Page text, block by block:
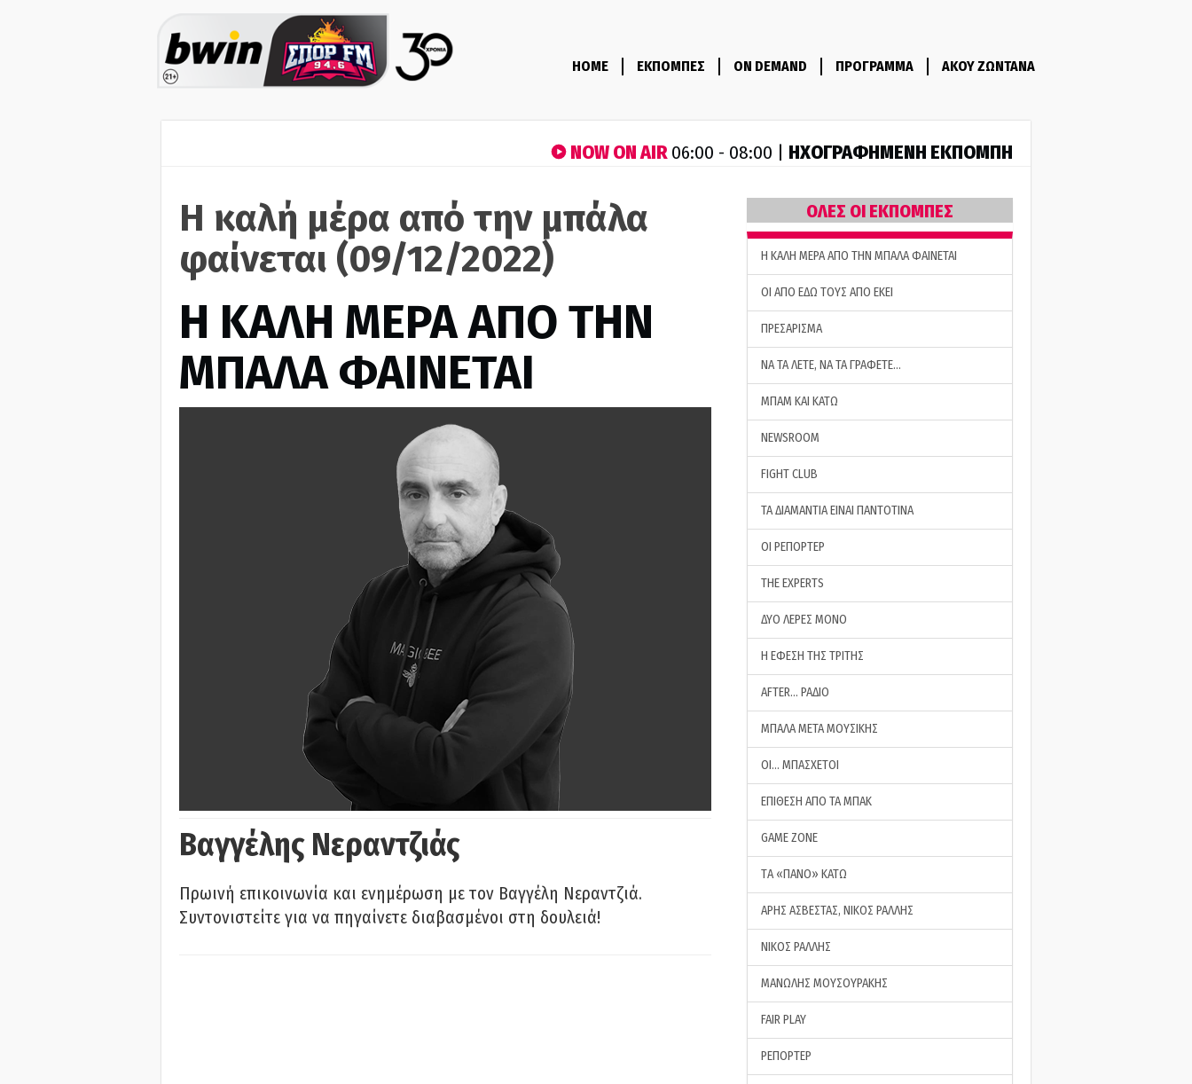
HOME ΕΚΠΟΜΠΕΣ ON DEMAND ΠΡΟΓΡΑΜΜΑ ΑΚΟΥ ΖΩΝΤΑΝΑ
NOW ON AIR06:00 - 08:00 | ΗΧΟΓΡΑΦΗΜΕΝΗ ΕΚΠΟΜΠΗ
Η καλή μέρα από την μπάλα
φαίνεται (09/12/2022)
H ΚΑΛΗ ΜΕΡΑ ΑΠΟ ΤΗΝ
ΜΠΑΛΑ ΦΑΙΝΕΤΑΙ
Βαγγέλης Νεραντζιάς
Πρωινή επικοινωνία και ενημέρωση με τον Βαγγέλη Νεραντζιά.
Συντονιστείτε για να πηγαίνετε διαβασμένοι στη δουλειά!
ΟΛΕΣ ΟΙ ΕΚΠΟΜΠΕΣ
H ΚΑΛΗ ΜΕΡΑ ΑΠΟ ΤΗΝ ΜΠΑΛΑ ΦΑΙΝΕΤΑΙ
ΟΙ ΑΠΟ ΕΔΩ ΤΟΥΣ ΑΠΟ ΕΚΕΙ
ΠΡΕΣΑΡΙΣΜΑ
ΝΑ ΤΑ ΛΕΤΕ, ΝΑ ΤΑ ΓΡΑΦΕΤΕ…
ΜΠΑΜ ΚΑΙ ΚΑΤΩ
NEWSROOM
FIGHT CLUB
ΤΑ ΔΙΑΜΑΝΤΙΑ ΕΙΝΑΙ ΠΑΝΤΟΤΙΝΑ
ΟΙ ΡΕΠΟΡΤΕΡ
THE EXPERTS
ΔΥΟ ΛΕΡΕΣ ΜΟΝΟ
Η ΕΦΕΣΗ ΤΗΣ ΤΡΙΤΗΣ
AFTER… ΡΑΔΙΟ
ΜΠΑΛΑ ΜΕΤΑ ΜΟΥΣΙΚΗΣ
ΟΙ… ΜΠΑΣΧΕΤΟΙ
ΕΠΙΘΕΣΗ ΑΠΟ ΤΑ ΜΠΑΚ
GAME ZONE
ΤA «ΠΑΝΟ» ΚΑΤΩ
ΑΡΗΣ ΑΣΒΕΣΤΑΣ, ΝΙΚΟΣ ΡΑΛΛΗΣ
ΝΙΚΟΣ ΡΑΛΛΗΣ
ΜΑΝΩΛΗΣ ΜΟΥΣΟΥΡΑΚΗΣ
FAIR PLAY
ΡΕΠΟΡΤΕΡ